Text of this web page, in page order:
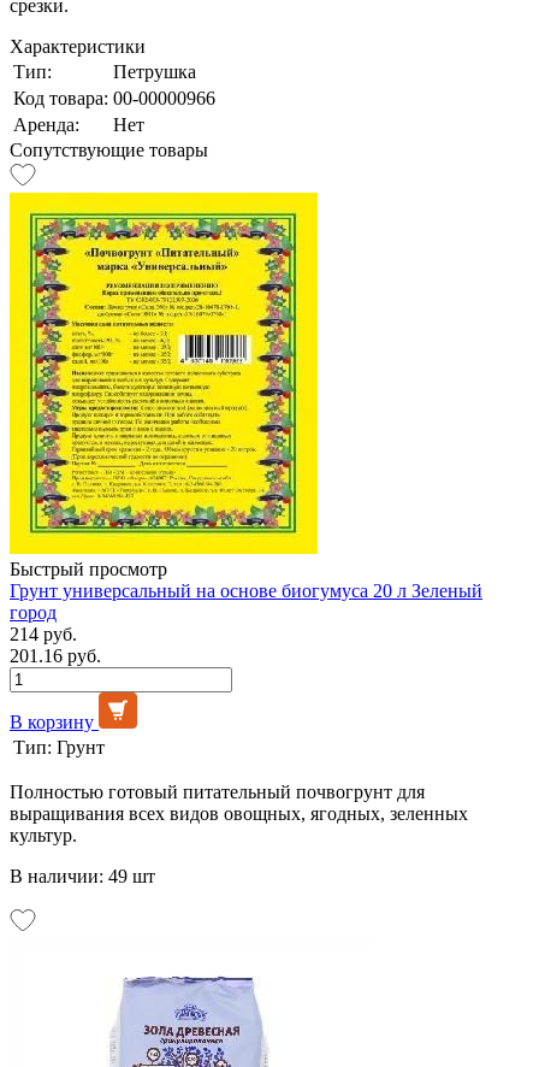
срезки.
Характеристики
Тип:
Петрушка
Код товара: 00-00000966
Аренда:
Нет
Сопутствующие товары
Быстрый просмотр
Грунт универсальный на основе биогумуса 20 л Зеленый
город
214 руб.
201.16 руб.
В корзину
Тип: Грунт
Полностью готовый питательный почвогрунт для
выращивания всех видов овощных, ягодных, зеленных
культур.
В наличии: 49 шт